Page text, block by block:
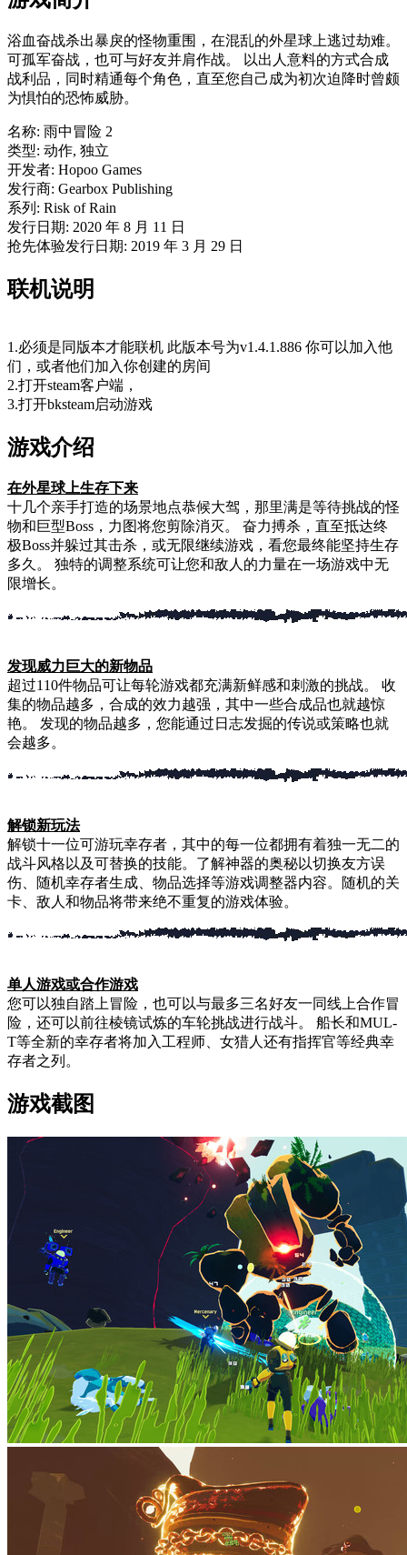
浴血奋战杀出暴戾的怪物重围，在混乱的外星球上逃过劫难。
可孤军奋战，也可与好友并肩作战。 以出人意料的方式合成
战利品，同时精通每个角色，直至您自己成为初次迫降时曾颇
为惧怕的恐怖威胁。
名称: 雨中冒险 2
类型: 动作, 独立
开发者: Hopoo Games
发行商: Gearbox Publishing
系列: Risk of Rain
发行日期: 2020 年 8 月 11 日
抢先体验发行日期: 2019 年 3 月 29 日
联机说明
1.必须是同版本才能联机 此版本号为v1.4.1.886 你可以加入他
们，或者他们加入你创建的房间
2.打开steam客户端，
3.打开bksteam启动游戏
游戏介绍
在外星球上生存下来
十几个亲手打造的场景地点恭候大驾，那里满是等待挑战的怪
物和巨型Boss，力图将您剪除消灭。 奋力搏杀，直至抵达终
极Boss并躲过其击杀，或无限继续游戏，看您最终能坚持生存
多久。 独特的调整系统可让您和敌人的力量在一场游戏中无
限增长。
发现威力巨大的新物品
超过110件物品可让每轮游戏都充满新鲜感和刺激的挑战。 收
集的物品越多，合成的效力越强，其中一些合成品也就越惊
艳。 发现的物品越多，您能通过日志发掘的传说或策略也就
会越多。
解锁新玩法
解锁十一位可游玩幸存者，其中的每一位都拥有着独一无二的
战斗风格以及可替换的技能。了解神器的奥秘以切换友方误
伤、随机幸存者生成、物品选择等游戏调整器内容。随机的关
卡、敌人和物品将带来绝不重复的游戏体验。
单人游戏或合作游戏
您可以独自踏上冒险，也可以与最多三名好友一同线上合作冒
险，还可以前往棱镜试炼的车轮挑战进行战斗。 船长和MUL-
T等全新的幸存者将加入工程师、女猎人还有指挥官等经典幸
存者之列。
游戏截图